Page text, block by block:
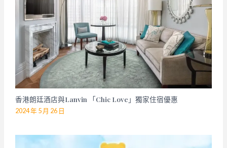
香港朗廷酒店與Lanvin 「Chic Love」獨家住宿優惠
2024 年 5 月 26 日